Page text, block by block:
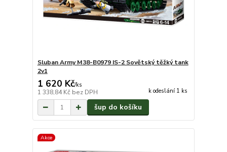
Sluban Army M38-B0979 IS-2 Sovětský těžký tank
2v1
1 620 Kč/ks
1 338,84 Kč bez DPH k odeslání 1 ks
šup do košíku
Akce